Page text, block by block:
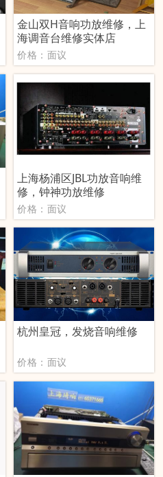
金山双H音响功放维修，上
海调音台维修实体店
价格：面议
上海杨浦区JBL功放音响维
修，钟神功放维修
价格：面议
杭州皇冠，发烧音响维修
价格：面议